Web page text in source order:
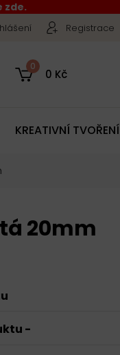
zde.
Registrace
0
0 Kč
KREATIVNÍ TVOŘENÍ
20mm
-